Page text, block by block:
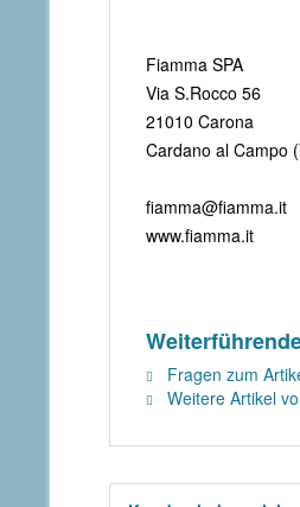
Fiamma SPA
Via S.Rocco 56
21010 Carona
Cardano al Campo
fiamma@fiamma.it
www.fiamma.it
Fragen zum
Weitere Artikel